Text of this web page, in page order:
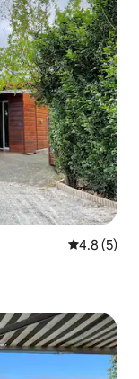
レビュー5
4.8 (5)